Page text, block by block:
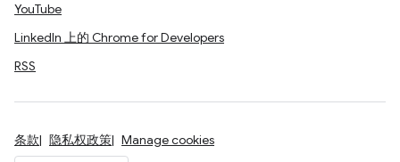
YouTube
LinkedIn 上的 Chrome for Developers
RSS
条款 隐私权政策 Manage cookies